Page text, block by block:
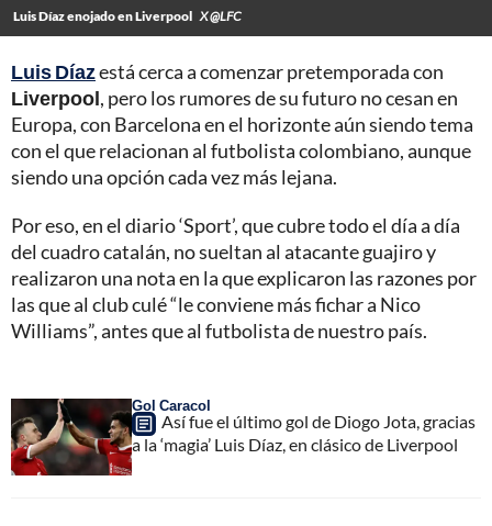
Luis Díaz enojado en Liverpool X @LFC
Luis Díazestá cerca a comenzar pretemporada con
Liverpool, pero los rumores de su futuro no cesan en
Europa, con Barcelona en el horizonte aún siendo tema
con el que relacionan al futbolista colombiano, aunque
siendo una opción cada vez más lejana.
Por eso, en el diario ‘Sport’, que cubre todo el día a día
del cuadro catalán, no sueltan al atacante guajiro y
realizaron una nota en la que explicaron las razones por
las que al club culé “le conviene más fichar a Nico
Williams”, antes que al futbolista de nuestro país.
Gol Caracol
Así fue el último gol de Diogo Jota, gracias
a la ‘magia’ Luis Díaz, en clásico de Liverpool